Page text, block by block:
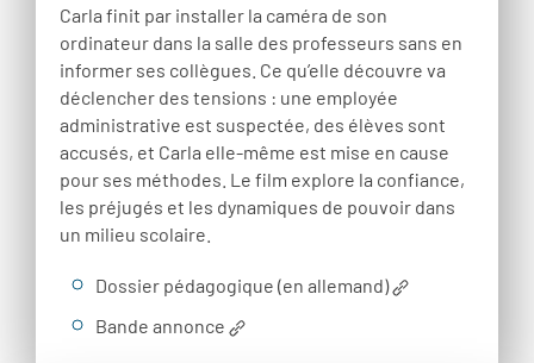
Carla finit par installer la caméra de son
ordinateur dans la salle des professeurs sans en
informer ses collègues. Ce qu’elle découvre va
déclencher des tensions : une employée
administrative est suspectée, des élèves sont
accusés, et Carla elle-même est mise en cause
pour ses méthodes. Le film explore la confiance,
les préjugés et les dynamiques de pouvoir dans
un milieu scolaire.
Dossier pédagogique (en allemand)
Bande annonce